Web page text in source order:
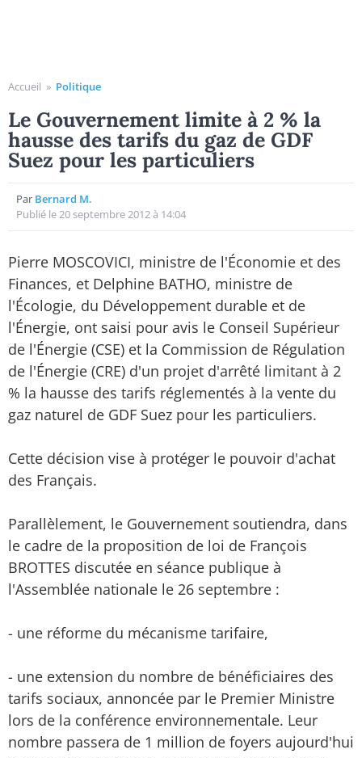
Accueil » Politique
Le Gouvernement limite à 2 % la
hausse des tarifs du gaz de GDF
Suez pour les particuliers
Par Bernard M.
Publié le 20 septembre 2012 à 14:04
Pierre MOSCOVICI, ministre de l'Économie et des
Finances, et Delphine BATHO, ministre de
l'Écologie, du Développement durable et de
l'Énergie, ont saisi pour avis le Conseil Supérieur
de l'Énergie (CSE) et la Commission de Régulation
de l'Énergie (CRE) d'un projet d'arrêté limitant à 2
% la hausse des tarifs réglementés à la vente du
gaz naturel de GDF Suez pour les particuliers.
Cette décision vise à protéger le pouvoir d'achat
des Français.
Parallèlement, le Gouvernement soutiendra, dans
le cadre de la proposition de loi de François
BROTTES discutée en séance publique à
l'Assemblée nationale le 26 septembre :
- une réforme du mécanisme tarifaire,
- une extension du nombre de bénéficiaires des
tarifs sociaux, annoncée par le Premier Ministre
lors de la conférence environnementale. Leur
nombre passera de 1 million de foyers aujourd'hui